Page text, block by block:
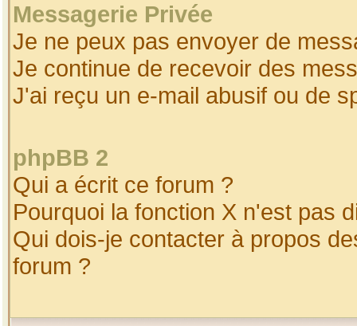
Messagerie Privée
Je ne peux pas envoyer de
Je continue de recevoir des
J'ai reçu un e-mail abusif ou de
phpBB 2
Qui a écrit ce forum ?
Pourquoi la fonction X n'est pas
Qui dois-je contacter à propos
forum ?